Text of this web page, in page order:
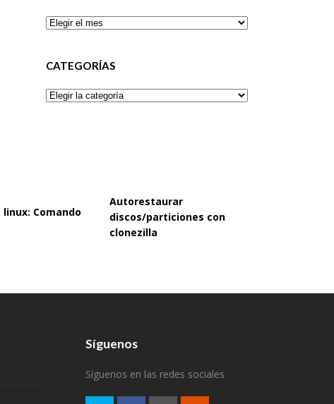
Archivos
CATEGORÍAS
Categorías
linux: Comando
Autorestaurar
discos/particiones con
clonezilla
Síguenos
Síguenos en las redes sociales